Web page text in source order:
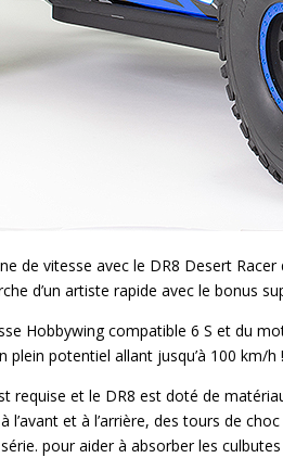
de vitesse avec le DR8 Desert
d’un artiste rapide avec le bonus
Hobbywing compatible 6 S et du
plein potentiel allant jusqu’à 100 km/h !
requise et le DR8 est doté de
et à l’arrière, des tours de
pour aider à absorber les culbutes